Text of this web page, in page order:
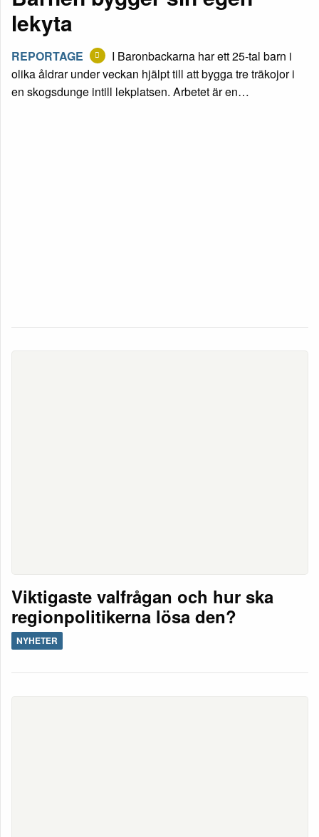
lekyta
REPORTAGE
I Baronbackarna har ett 25-tal barn i
olika åldrar under veckan hjälpt till att bygga tre träkojor i
en skogsdunge intill lekplatsen. Arbetet är en…
Viktigaste valfrågan och hur ska
regionpolitikerna lösa den?
NYHETER